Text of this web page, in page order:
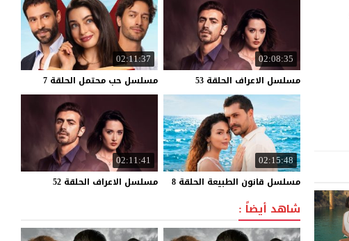
02:08:35
مسلسل الاعراف الحلقة 53
02:11:37
مسلسل حب محتمل الحلقة 7
02:15:48
مسلسل قانون الطبيعة الحلقة 8
02:11:41
مسلسل الاعراف الحلقة 52
شاهد أيضاً :